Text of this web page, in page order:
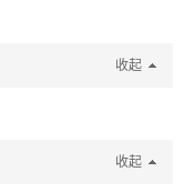
收起
收起